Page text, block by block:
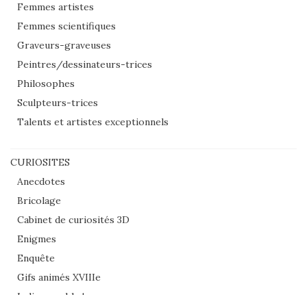
Femmes artistes
Femmes scientifiques
Graveurs-graveuses
Peintres/dessinateurs-trices
Philosophes
Sculpteurs-trices
Talents et artistes exceptionnels
CURIOSITES
Anecdotes
Bricolage
Cabinet de curiosités 3D
Enigmes
Enquête
Gifs animés XVIIIe